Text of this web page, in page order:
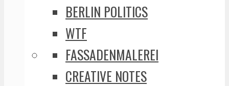
BERLIN POLITICS
WTF
FASSADENMALEREI
CREATIVE NOTES